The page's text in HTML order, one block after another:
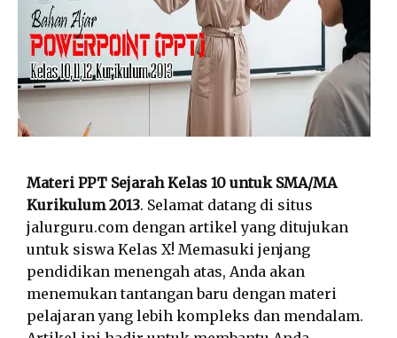
Materi PPT Sejarah Kelas 10 untuk SMA/MA
Kurikulum 2013. Selamat datang di situs
jalurguru.com dengan artikel yang ditujukan
untuk siswa Kelas X! Memasuki jenjang
pendidikan menengah atas, Anda akan
menemukan tantangan baru dengan materi
pelajaran yang lebih kompleks dan mendalam.